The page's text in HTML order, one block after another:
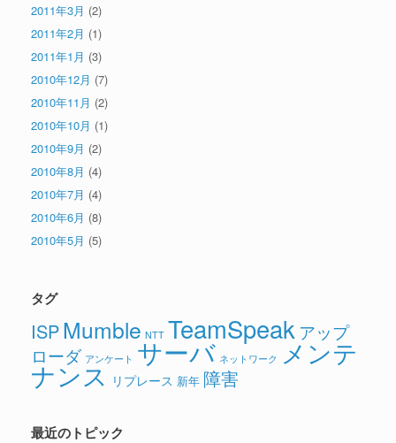
2011年3月 (2)
2011年2月 (1)
2011年1月 (3)
2010年12月 (7)
2010年11月 (2)
2010年10月 (1)
2010年9月 (2)
2010年8月 (4)
2010年7月 (4)
2010年6月 (8)
2010年5月 (5)
タグ
ISPMumble NTT TeamSpeak アップ
ローダ アンケート サーバ ネットワーク メンテ
ナンス リプレース 新年 障害
最近のトピック